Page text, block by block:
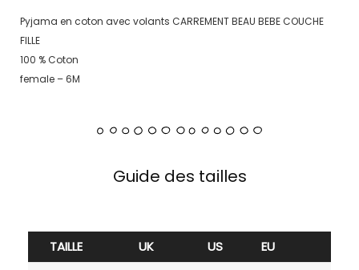
Pyjama en coton avec volants CARREMENT BEAU BEBE COUCHE
FILLE
100 % Coton
female – 6M
Guide des tailles
TAILLE UK US
EU